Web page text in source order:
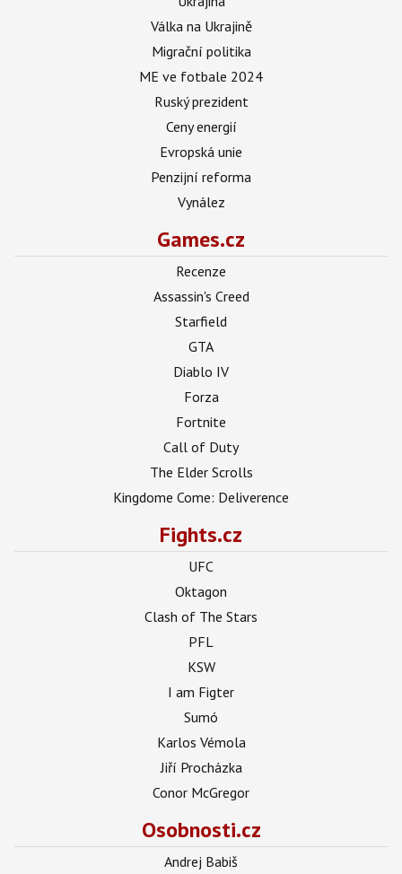
Válka na Ukrajině
Migrační politika
ME ve fotbale 2024
Ruský prezident
Ceny energií
Evropská unie
Penzijní reforma
Vynález
Games.cz
Recenze
Assassin's Creed
Starfield
GTA
Diablo IV
Forza
Fortnite
Call of Duty
The Elder Scrolls
Kingdome Come: Deliverence
Fights.cz
UFC
Oktagon
Clash of The Stars
PFL
KSW
I am Figter
Sumó
Karlos Vémola
Jiří Procházka
Conor McGregor
Osobnosti.cz
Andrej Babiš